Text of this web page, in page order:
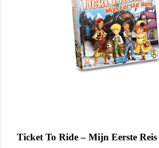
Ticket To Ride – Mijn Eerste Reis